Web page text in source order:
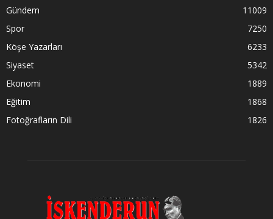
Gündem
11009
Spor
7250
Köşe Yazarları
6233
Siyaset
5342
Ekonomi
1889
Eğitim
1868
Fotoğrafların Dili
1826